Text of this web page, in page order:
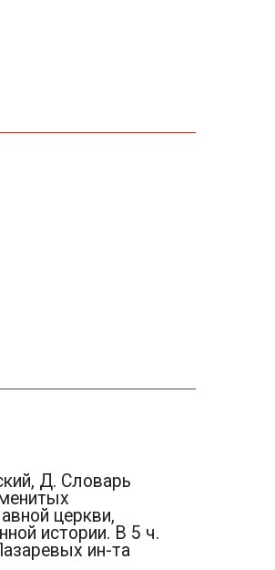
Д. Словарь
церкви,
истории. В 5 ч.
ин-та